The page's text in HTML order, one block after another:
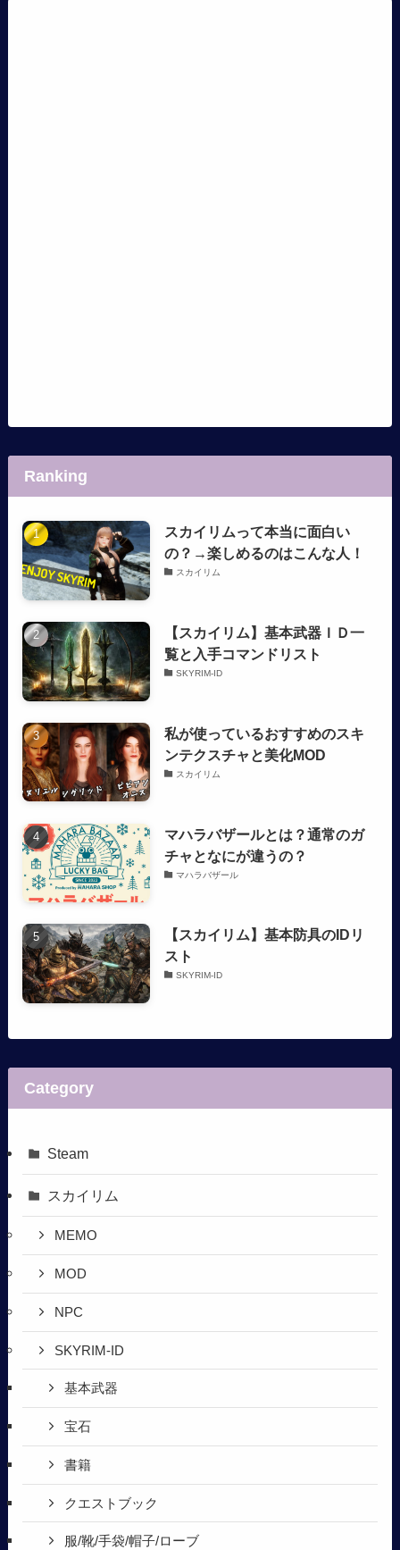
Ranking
スカイリムって本当に面白い
の？→楽しめるのはこんな人！
スカイリム
【スカイリム】基本武器ＩＤ一
覧と入手コマンドリスト
SKYRIM-ID
私が使っているおすすめのスキ
ンテクスチャと美化MOD
スカイリム
マハラバザールとは？通常のガ
チャとなにが違うの？
マハラバザール
【スカイリム】基本防具のIDリ
スト
SKYRIM-ID
Category
Steam
スカイリム
MEMO
MOD
NPC
SKYRIM-ID
基本武器
宝石
書籍
クエストブック
服/靴/手袋/帽子/ローブ